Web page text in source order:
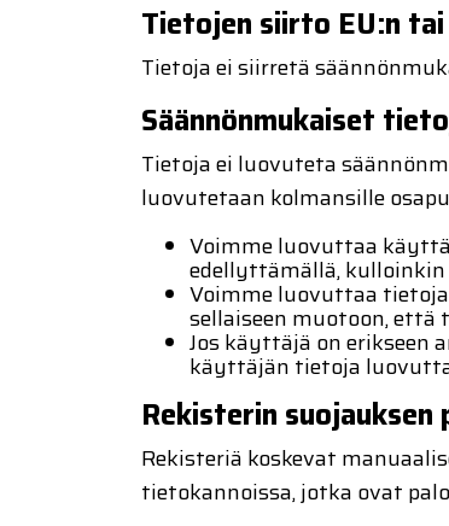
Tietojen siirto EU:n
Tietoja ei siirretä
Säännönmukaiset
Tietoja ei luovuteta
luovutetaan kolmansille
Voimme luovuttaa
edellyttämällä,
Voimme luovuttaa
sellaiseen muotoon, että
Jos käyttäjä on erikseen
käyttäjän tietoja
Rekisterin
Rekisteriä koskevat
tietokannoissa, jotka ovat